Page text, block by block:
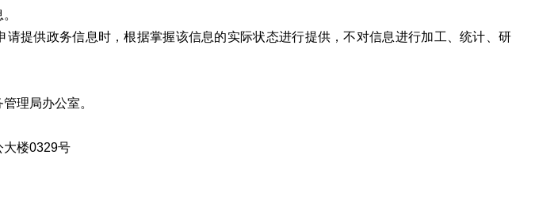
供政务信息时，根据掌握该信息的实际状态进行提供，不对信息进行加工、统计、研
理局办公室。
楼0329号